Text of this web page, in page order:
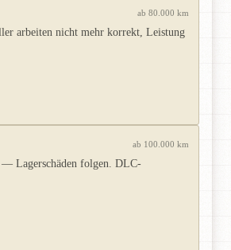
ab 80.000 km
arbeiten nicht mehr korrekt, Leistung
ab 100.000 km
— Lagerschäden folgen. DLC-